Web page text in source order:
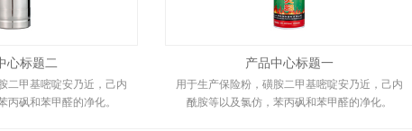
心标题二
二甲基嘧啶安乃近，己内
砜和苯甲醛的净化。
产品中心标题一
用于生产保险粉，磺胺二甲基嘧啶安乃近，己内
酰胺等以及氯仿，苯丙砜和苯甲醛的净化。